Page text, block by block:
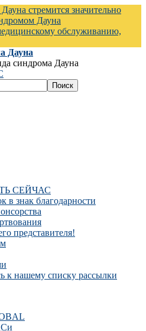
стремится значительно
Дауна
обслуживанию,
Дауна
СЕЙЧАС
в знак благодарности
представителя!
к нашему списку рассылки